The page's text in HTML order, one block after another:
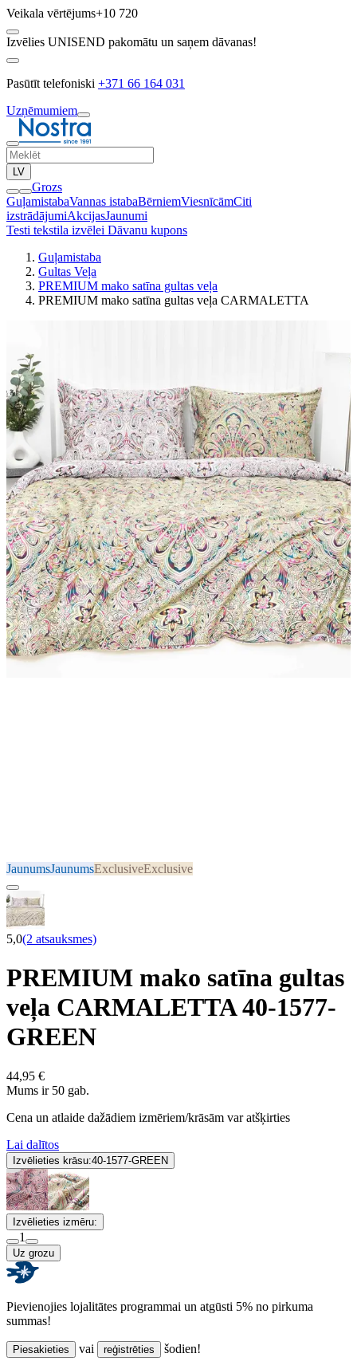
Veikala vērtējums+10 720
Izvēlies UNISEND pakomātu un saņem dāvanas!
Pasūtīt telefoniski +371 66 164 031
Uzņēmumiem
LV
Grozs
GuļamistabaVannas istabaBērniemViesnīcāmCiti
izstrādājumiAkcijasJaunumi
Testi tekstila izvēlei Dāvanu kupons
Guļamistaba
Gultas Veļa
PREMIUM mako satīna gultas veļa
PREMIUM mako satīna gultas veļa CARMALETTA
JaunumsJaunumsExclusiveExclusive
5,0(2 atsauksmes)
PREMIUM mako satīna gultas
veļa CARMALETTA 40-1577-
GREEN
44,95 €
Mums ir 50 gab.
Cena un atlaide dažādiem izmēriem/krāsām var atšķirties
Lai dalītos
Izvēlieties krāsu:40-1577-GREEN
Izvēlieties izmēru:
1
Uz grozu
Pievienojies lojalitātes programmai un atgūsti 5% no pirkuma
summas!
Piesakieties vai reģistrēties šodien!